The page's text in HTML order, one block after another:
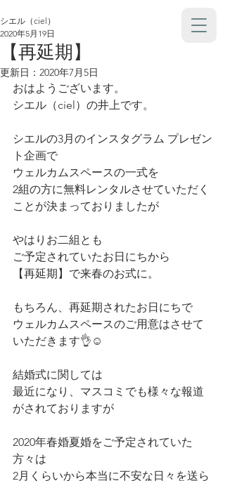
【再延期】
シエル（ciel）
2020年5月19日
更新日： 2020年7月5日
おはようございます。
シエル（ciel）の井上です。
シエルの3月のインスタグラム プレゼン
ト企画で
ウェルカムスペースの一式を
2組の方に無料レンタルさせていただく
ことが決まっておりましたが
やはりお二組とも
ご予定されていたお日にちから
【再延期】で来春のお式に。
もちろん、再延期されたお日にちで
ウェルカムスペースのご用意はさせて
いただきます👌☺
結婚式に関しては
最近になり、マスコミでも様々な報道
がされておりますが
2020年春婚夏婚をご予定されていた
方々は
2月くらいから本当に不安な日々を送ら